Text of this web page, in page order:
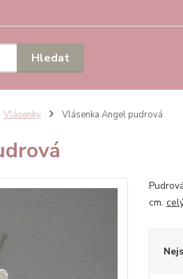
Hledat
Vlásenky Vlásenka Angel pudrová
cm.